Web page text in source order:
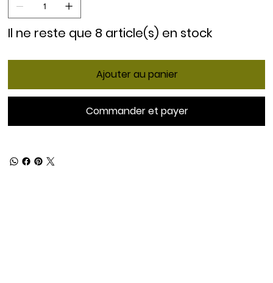
Il ne reste que 8 article(s) en stock
Ajouter au panier
Commander et payer